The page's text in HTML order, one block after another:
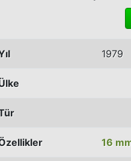
1979
16